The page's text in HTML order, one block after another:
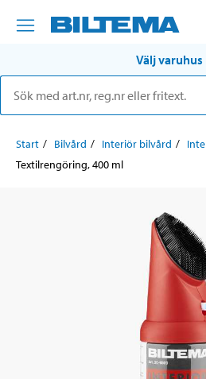
Välj varuhus
Start Bilvård Interiör bilvård
Textilrengöring, 400 ml